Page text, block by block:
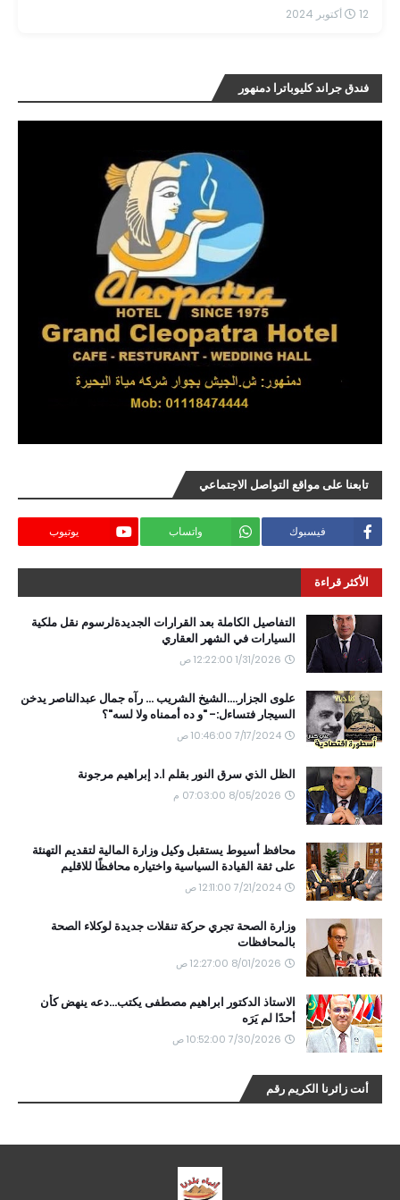
12 أكتوبر 2024
فندق جراند كليوباترا دمنهور
تابعنا على مواقع التواصل الاجتماعي
فيسبوك واتساب يوتيوب
الأكثر قراءة
التفاصيل الكاملة بعد القرارات الجديدةلرسوم نقل ملكية
السيارات في الشهر العقاري
1/31/2026 12:22:00 ص
علوى الجزار....الشيخ الشريب ... رآه جمال عبدالناصر يدخن
السيجار فتساءل:- "و ده أممناه ولا لسه"؟
7/17/2024 10:46:00 ص
الظل الذي سرق النور بقلم ا.د إبراهيم مرجونة
8/05/2026 07:03:00 م
محافظ أسيوط يستقبل وكيل وزارة المالية لتقديم التهنئة
على ثقة القيادة السياسية واختياره محافظًا للاقليم
7/21/2024 12:11:00 ص
وزارة الصحة تجري حركة تنقلات جديدة لوكلاء الصحة
بالمحافظات
8/01/2026 12:27:00 ص
الاستاذ الدكتور ابراهيم مصطفى يكتب...دعه ينهض كأن
أحدًا لم يَرَه
7/30/2026 10:52:00 ص
أنت زائرنا الكريم رقم